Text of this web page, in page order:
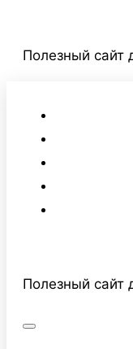
содержимому
Полезный сайт
Полезный сайт